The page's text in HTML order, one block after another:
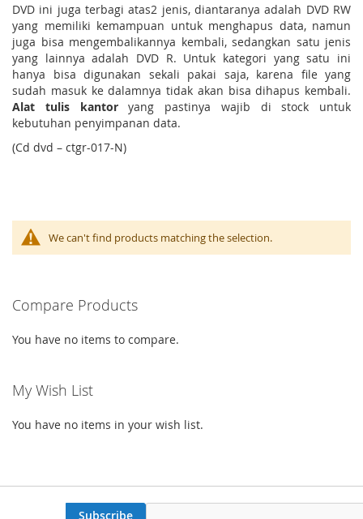
DVD ini juga terbagi atas2 jenis, diantaranya adalah DVD RW
yang memiliki kemampuan untuk menghapus data, namun
juga bisa mengembalikannya kembali, sedangkan satu jenis
yang lainnya adalah DVD R. Untuk kategori yang satu ini
hanya bisa digunakan sekali pakai saja, karena file yang
sudah masuk ke dalamnya tidak akan bisa dihapus kembali.
Alat tulis kantoryang pastinya wajib di stock untuk
kebutuhan penyimpanan data.
(Cd dvd – ctgr-017-N)
We can't find products matching the selection.
Compare Products
You have no items to compare.
My Wish List
You have no items in your wish list.
Subscribe